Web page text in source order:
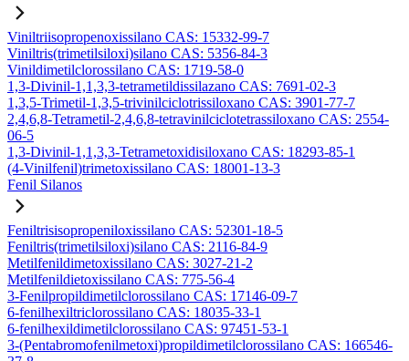
Viniltriisopropenoxissilano CAS: 15332-99-7
Viniltris(trimetilsiloxi)silano CAS: 5356-84-3
Vinildimetilclorossilano CAS: 1719-58-0
1,3-Divinil-1,1,3,3-tetrametildissilazano CAS: 7691-02-3
1,3,5-Trimetil-1,3,5-trivinilciclotrissiloxano CAS: 3901-77-7
2,4,6,8-Tetrametil-2,4,6,8-tetravinilciclotetrassiloxano CAS: 2554-
06-5
1,3-Divinil-1,1,3,3-Tetrametoxidisiloxano CAS: 18293-85-1
(4-Vinilfenil)trimetoxissilano CAS: 18001-13-3
Fenil Silanos
Feniltrisisopropeniloxissilano CAS: 52301-18-5
Feniltris(trimetilsiloxi)silano CAS: 2116-84-9
Metilfenildimetoxissilano CAS: 3027-21-2
Metilfenildietoxissilano CAS: 775-56-4
3-Fenilpropildimetilclorossilano CAS: 17146-09-7
6-fenilhexiltriclorossilano CAS: 18035-33-1
6-fenilhexildimetilclorossilano CAS: 97451-53-1
3-(Pentabromofenilmetoxi)propildimetilclorossilano CAS: 166546-